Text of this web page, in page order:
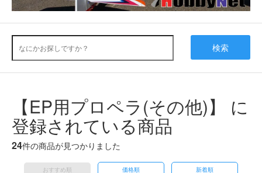
検索
【EP用プロペラ(その他)】 に
登録されている商品
24件の商品が見つかりました
おすすめ順 価格順 新着順